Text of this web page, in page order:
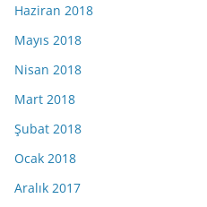
Haziran 2018
Mayıs 2018
Nisan 2018
Mart 2018
Şubat 2018
Ocak 2018
Aralık 2017